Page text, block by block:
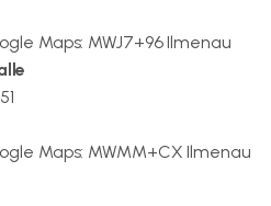
Maps: MWJ7+96 Ilmenau
Maps: MWMM+CX Ilmenau